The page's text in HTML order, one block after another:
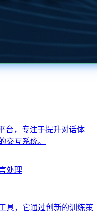
台，专注于提升对话体
交互系统。
处理
具，它通过创新的训练策